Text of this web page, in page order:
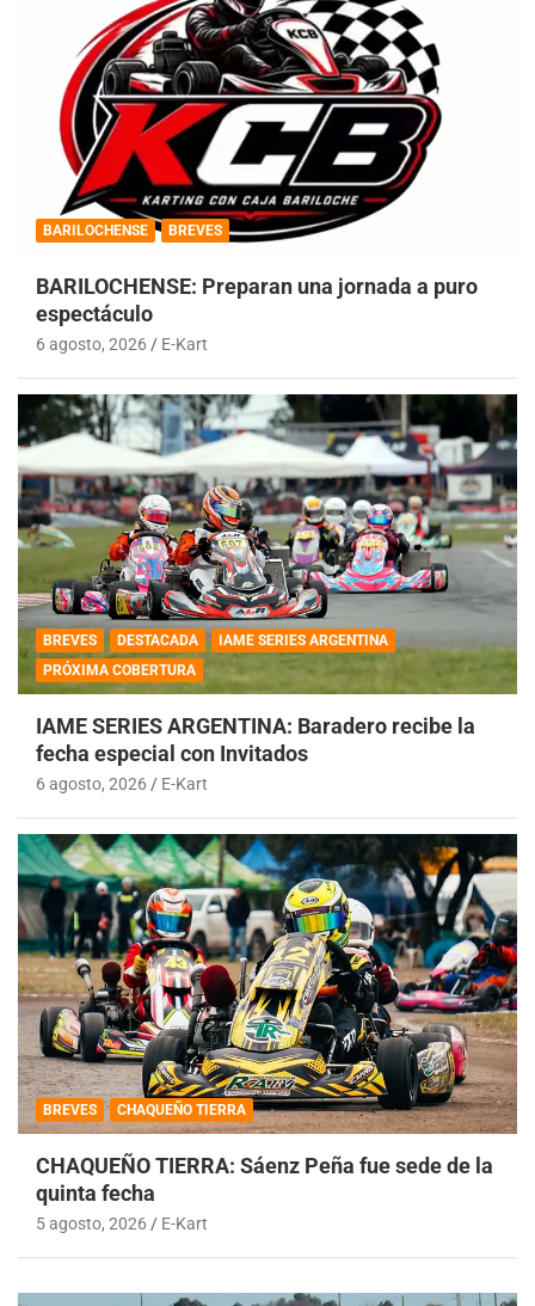
BARILOCHENSE BREVES
BARILOCHENSE: Preparan una jornada a puro
espectáculo
6 agosto, 2026 E-Kart
BREVES DESTACADA
IAME SERIES ARGENTINA
PRÓXIMA COBERTURA
IAME SERIES ARGENTINA: Baradero recibe la
fecha especial con Invitados
6 agosto, 2026 E-Kart
BREVES CHAQUEÑO TIERRA
CHAQUEÑO TIERRA: Sáenz Peña fue sede de la
quinta fecha
5 agosto, 2026 E-Kart